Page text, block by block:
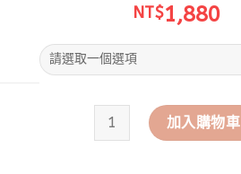
NT$1,880
街頭弧線抽鬚牛仔短褲 數量
加入購物車